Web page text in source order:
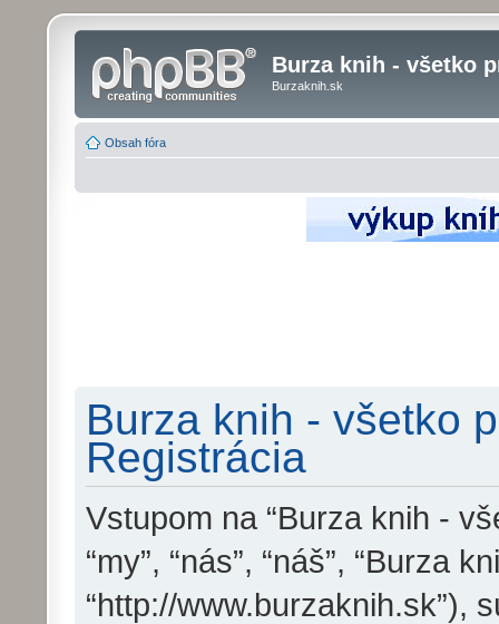
Burza knih - všetko
Burzaknih.sk
Obsah fóra
Burza knih - všetko
Registrácia
Vstupom na “Burza knih -
“my”, “nás”, “náš”, “Burza
“http://www.burzaknih.sk”),